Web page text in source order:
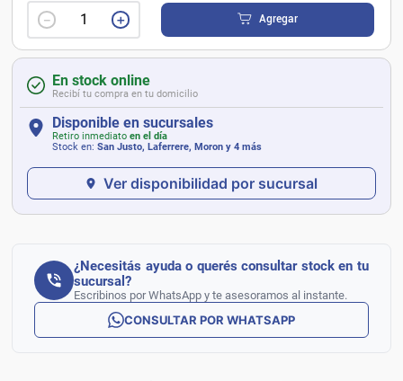
＋
－ Agregar
En stock online
Recibí tu compra en tu domicilio
Disponible en sucursales
Retiro inmediato en el día
Stock en: San Justo, Laferrere, Moron y 4 más
Ver disponibilidad por sucursal
¿Necesitás ayuda o querés consultar stock en tu
sucursal?
Escribinos por WhatsApp y te asesoramos al instante.
CONSULTAR POR WHATSAPP